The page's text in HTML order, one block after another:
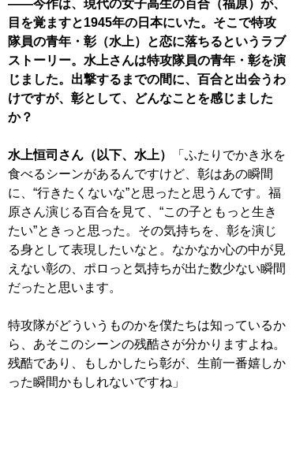
――今作は、現代の女子高生の百合（福原）が、
目を覚ますと1945年の日本にいた。そこで特攻
隊員の青年・彰（水上）と恋に落ちるというラブ
ストーリー。水上さんは特攻隊員の青年・彰を演
じました。出撃するまでの間に、百合と出会うわ
けですが、彰として、どんなことを感じました
か？
水上恒司さん（以下、水上）
「ふたりでかき氷を
食べるシーンがあるんですけど、彰はあの瞬間
に、“行きたくないな”と思ったと思うんです。福
原さん演じる百合を見て、“この子ともっと生き
たい”ときっと思った。その気持ちを、彰を演じ
る身として表現したいなと。なかなか心の中が見
えない彰の、ポロっと気持ちが出た数少ない瞬間
だったと思います。
特攻隊がどういうものかを僕たちは知っているか
ら、あそこのシーンの残酷さが分かりますよね。
残酷であり、もしかしたら彰が、生前一番嬉しか
った瞬間かもしれないですね」